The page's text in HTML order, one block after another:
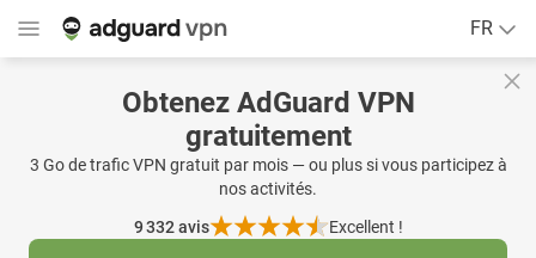
FR
Obtenez AdGuard VPN
gratuitement
3 Go de trafic VPN gratuit par mois — ou plus si vous participez à
nos activités.
9 332avis Excellent !